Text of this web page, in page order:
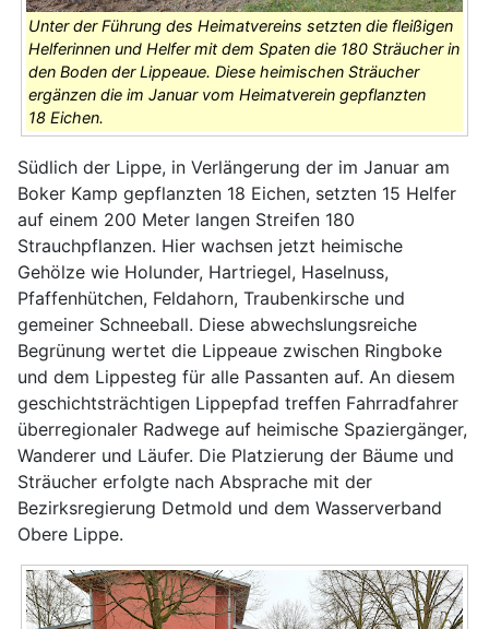
Unter der Führung des Heimatvereins setzten die fleißigen
Helferinnen und Helfer mit dem Spaten die 180 Sträucher in
den Boden der Lippeaue. Diese heimischen Sträucher
ergänzen die im Januar vom Heimatverein gepflanzten
18 Eichen.
Südlich der Lippe, in Verlängerung der im Januar am
Boker Kamp gepflanzten 18 Eichen, setzten 15 Helfer
auf einem 200 Meter langen Streifen 180
Strauchpflanzen. Hier wachsen jetzt heimische
Gehölze wie Holunder, Hartriegel, Haselnuss,
Pfaffenhütchen, Feldahorn, Traubenkirsche und
gemeiner Schneeball. Diese abwechslungsreiche
Begrünung wertet die Lippeaue zwischen Ringboke
und dem Lippesteg für alle Passanten auf. An diesem
geschichtsträchtigen Lippepfad treffen Fahrradfahrer
überregionaler Radwege auf heimische Spaziergänger,
Wanderer und Läufer. Die Platzierung der Bäume und
Sträucher erfolgte nach Absprache mit der
Bezirksregierung Detmold und dem Wasserverband
Obere Lippe.